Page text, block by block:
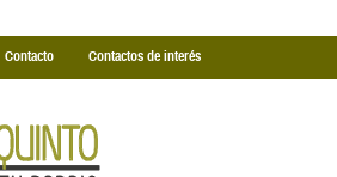
Contacto Contactos de interés